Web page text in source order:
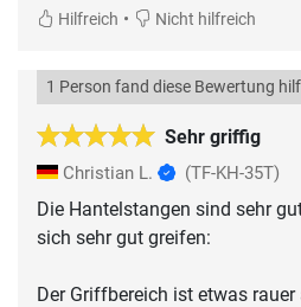
Hilfreich • Nicht hilfreich
Sehr griffig
1 Person fand diese Bewertung
Christian L. (TF-KH-35T)
Die Hantelstangen sind sehr
sich sehr gut greifen:
Der Griffbereich ist etwas